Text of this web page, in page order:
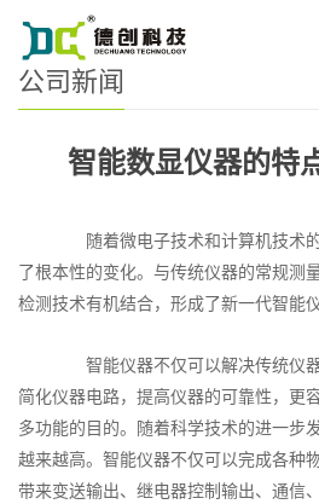
您的位置： 网站首页
公司新闻
智能数显仪器的特
随着微电子技术和计算机技术
了根本性的变化。与传统仪器的常规测
检测技术有机结合，形成了新一代智能仪
智能仪器不仅可以解决传统仪
简化仪器电路，提高仪器的可靠性，更
多功能的目的。随着科学技术的进一步
越来越高。智能仪器不仅可以完成各种
带来变送输出、继电器控制输出、通信